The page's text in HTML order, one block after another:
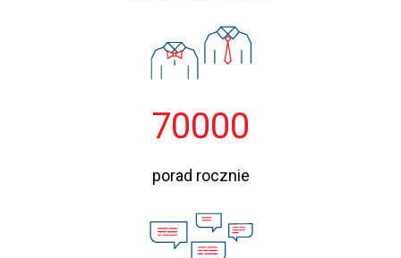
70000
porad rocznie